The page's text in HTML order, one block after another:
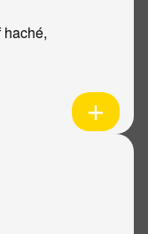
haché,